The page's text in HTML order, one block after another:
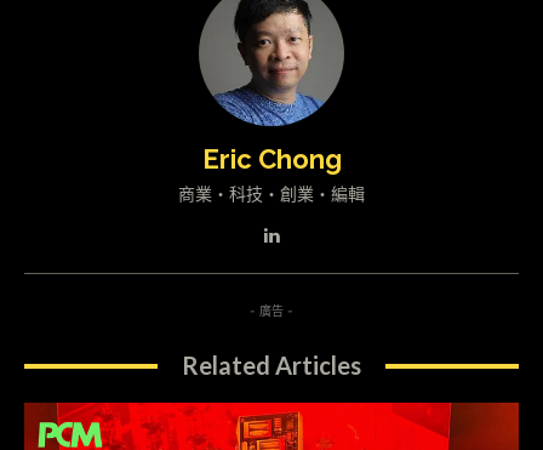
Eric Chong
商業・科技・創業・編輯
- 廣告 -
Related Articles